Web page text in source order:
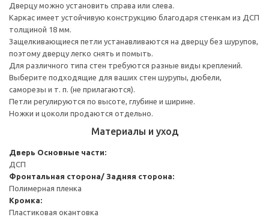
Дверцу можно установить справа или слева.
Каркас имеет устойчивую конструкцию благодаря стенкам из ДСП
толщиной 18 мм.
Защелкивающиеся петли устанавливаются на дверцу без шурупов,
поэтому дверцу легко снять и помыть.
Для различного типа стен требуются разные виды креплений.
Выберите подходящие для ваших стен шурупы, дюбели,
саморезы и т. п. (не прилагаются).
Петли регулируются по высоте, глубине и ширине.
Ножки и цоколи продаются отдельно.
Материалы и уход
Дверь Основные части:
ДСП
Фронтальная сторона/ Задняя сторона:
Полимерная пленка
Кромка:
Пластиковая окантовка